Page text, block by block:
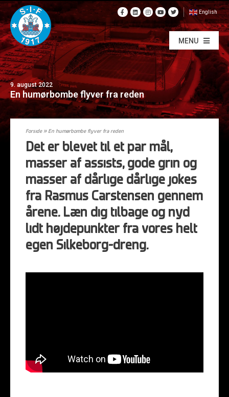
English
MENU
9. august 2022
En humørbombe flyver fra reden
Forside»En humørbombe flyver fra reden
Det er blevet til et par mål,
masser af assists, gode grin og
masser af dårlige dårlige jokes
fra Rasmus Carstensen gennem
årene. Læn dig tilbage og nyd
lidt højdepunkter fra vores helt
egen Silkeborg-dreng.